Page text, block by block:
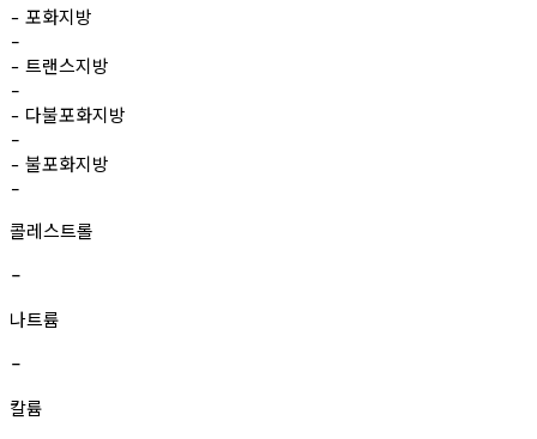
- 포화지방
-
- 트랜스지방
-
- 다불포화지방
-
- 불포화지방
-
콜레스트롤
-
나트륨
-
칼륨